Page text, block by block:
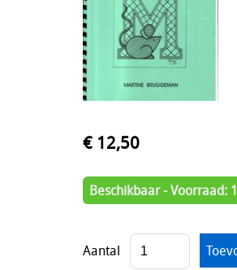
€ 12,50
Beschikbaar - Voorraad: 1
Aantal